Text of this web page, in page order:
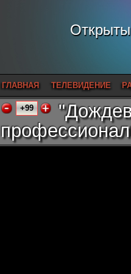
ГЛАВНАЯ ТЕЛЕВИДЕНИЕ
+99